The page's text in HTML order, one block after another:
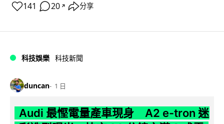
141 20 ↗ 分享
科技娛樂 科技新聞
duncan 1 日
Audi 最慳電量產車現身 A2 e-tron 迷